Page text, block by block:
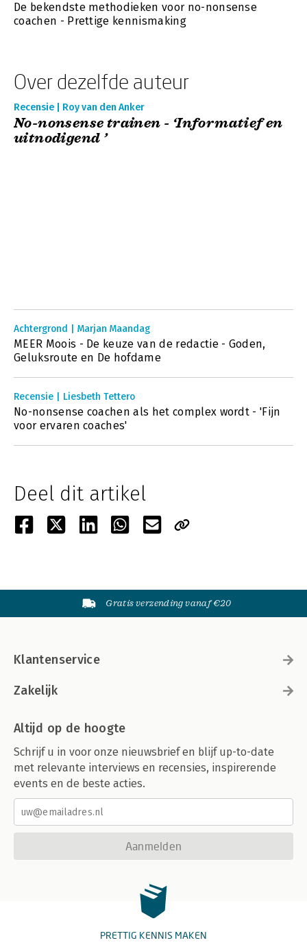
De bekendste methodieken voor no-nonsense
coachen - Prettige kennismaking
Over dezelfde auteur
Recensie | Roy van den Anker
No-nonsense trainen - ‘Informatief en
uitnodigend ’
Achtergrond | Marjan Maandag
MEER Moois - De keuze van de redactie - Goden,
Geluksroute en De hofdame
Recensie | Liesbeth Tettero
No-nonsense coachen als het complex wordt - 'Fijn
voor ervaren coaches'
Deel dit artikel
Gratis verzending vanaf €20
Klantenservice
Zakelijk
Altijd op de hoogte
Schrijf u in voor onze nieuwsbrief en blijf up-to-date
met relevante interviews en recensies, inspirerende
events en de beste acties.
Aanmelden
PRETTIG KENNIS MAKEN